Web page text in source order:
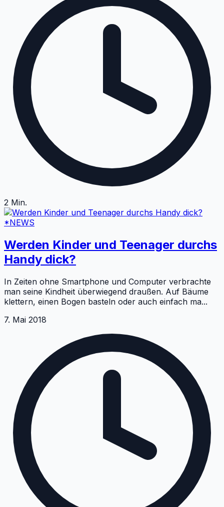
2 Min.
*NEWS
Werden Kinder und Teenager durchs
Handy dick?
In Zeiten ohne Smartphone und Computer verbrachte
man seine Kindheit überwiegend draußen. Auf Bäume
klettern, einen Bogen basteln oder auch einfach ma...
7. Mai 2018